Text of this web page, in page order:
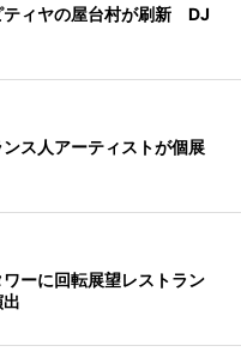
ティヤの屋台村が刷新 DJ
ンス人アーティストが個展
ワーに回転展望レストラン
出